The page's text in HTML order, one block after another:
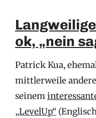
ok, „nein
Patrick Kua,
mittlerweile andere
seinem
„LevelUp“